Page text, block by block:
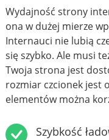
Wydajność strony
ona w dużej mierze
Internauci nie lubią
się szybko. Ale musi
Twoja strona jest
rozmiar czcionek jest
elementów można
Szybkość